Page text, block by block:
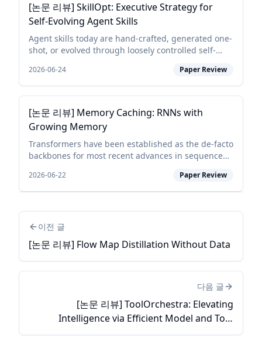
[논문 리뷰] SkillOpt: Executive Strategy for
Self-Evolving Agent Skills
Agent skills today are hand-crafted, generated one-
shot, or evolved through loosely controlled self-
learning optimizer for the skill, and none of which
reli...
2026-06-24 Paper Review
[논문 리뷰] Memory Caching: RNNs with
Growing Memory
Transformers have been established as the de-facto
backbones for most recent advances in sequence
capacity that scales with the context length. While
plaus...
2026-06-22 Paper Review
이전 글
[논문 리뷰] Flow Map Distillation Without Data
다음 글
[논문 리뷰] ToolOrchestra: Elevating
Intelligence via Efficient Model and Tool
Orchestration